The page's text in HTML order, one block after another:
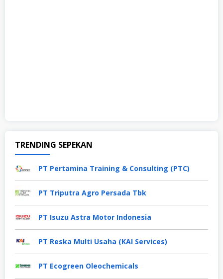
TRENDING SEPEKAN
PT Pertamina Training & Consulting (PTC)
PT Triputra Agro Persada Tbk
PT Isuzu Astra Motor Indonesia
PT Reska Multi Usaha (KAI Services)
PT Ecogreen Oleochemicals